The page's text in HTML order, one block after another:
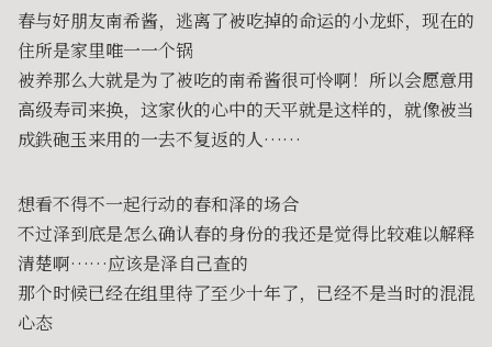
春与好朋友南希酱，逃离了被吃掉的命运的小龙虾，现在的
住所是家里唯一一个锅
被养那么大就是为了被吃的南希酱很可怜啊！所以会愿意用
高级寿司来换，这家伙的心中的天平就是这样的，就像被当
成鉄砲玉来用的一去不复返的人……
想看不得不一起行动的春和泽的场合
不过泽到底是怎么确认春的身份的我还是觉得比较难以解释
清楚啊……应该是泽自己查的
那个时候已经在组里待了至少十年了，已经不是当时的混混
心态